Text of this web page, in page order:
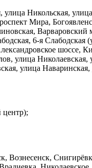
Никольская,
Мира,
6-я Слабодская
шоссе,
улица Николаевская,
улица
центр);
Вознесенск,